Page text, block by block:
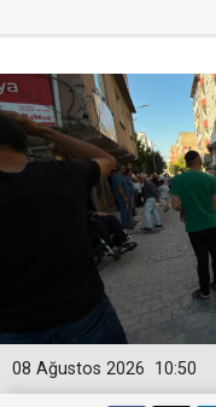
10:50
08 Ağustos 2026